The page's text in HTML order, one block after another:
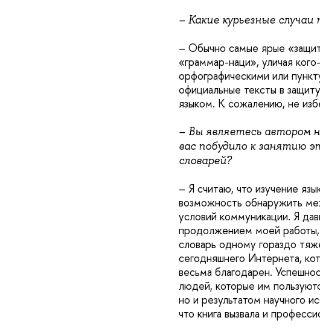
– Какие курьезные
– Обычно самые ярые
«граммар-наци», уличая
орфографическими или
официальные тексты в
языком. К сожалению, не
– Вы являетесь автором
вас побудило к занятию
словарей?
– Я считаю, что изучение
возможность обнаружить
условий коммуникации. Я
продолжением моей работы,
словарь одному гораздо
сегодняшнего Интернета,
весьма благодарен.
людей, которые им
но и результатом научного
что книга вызвала и